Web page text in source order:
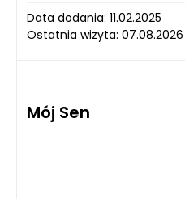
Data dodania: 11.02.2025
Ostatnia wizyta: 07.08.2026
Mój Sen